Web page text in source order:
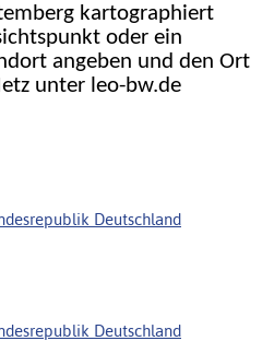
kartographiert
oder ein
angeben und den Ort
unter leo-bw.de
Deutschland
Deutschland